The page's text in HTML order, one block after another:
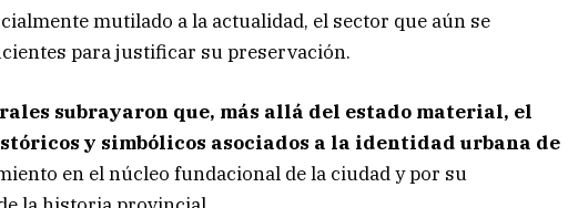
mutilado a la actualidad, el sector que aún se
para justificar su preservación.
subrayaron que, más allá del estado material, el
y simbólicos asociados a la identidad urbana de
en el núcleo fundacional de la ciudad y por su